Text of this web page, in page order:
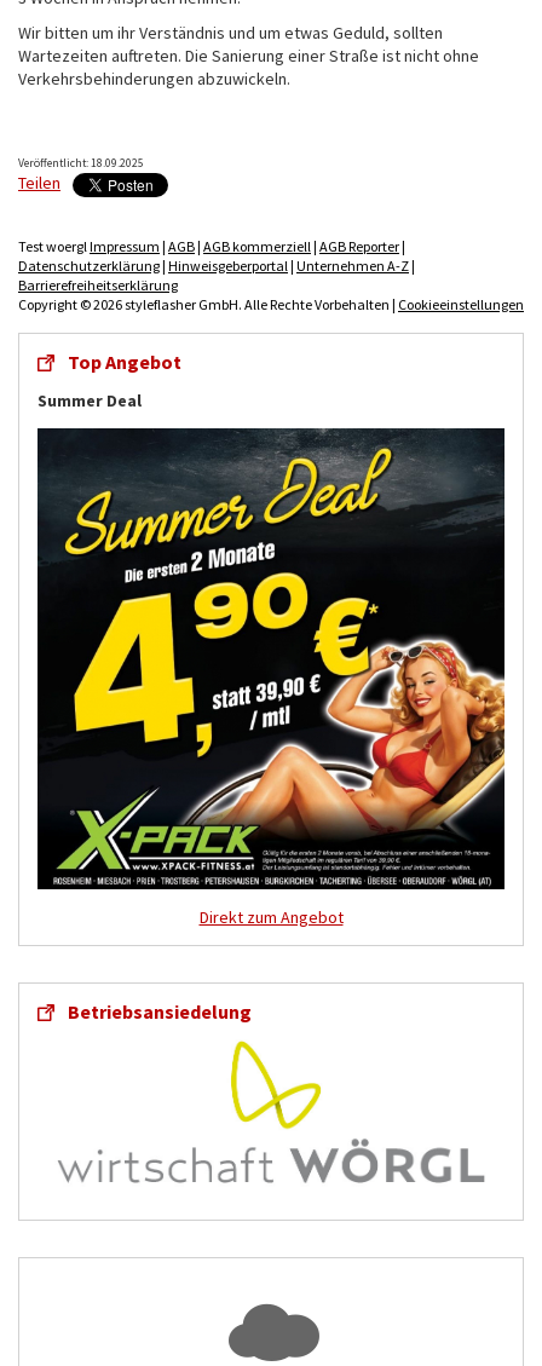
Wir bitten um ihr Verständnis und um etwas Geduld, sollten
Wartezeiten auftreten. Die Sanierung einer Straße ist nicht ohne
Verkehrsbehinderungen abzuwickeln.
Veröffentlicht: 18.09.2025
Teilen
Test woerglImpressum | AGB| AGB kommerziell| AGB Reporter|
Datenschutzerklärung| Hinweisgeberportal| Unternehmen A-Z|
Barrierefreiheitserklärung
Copyright © 2026 styleflasher GmbH. Alle Rechte Vorbehalten | Cookieeinstellungen
Top Angebot
Summer Deal
Direkt zum Angebot
Betriebsansiedelung